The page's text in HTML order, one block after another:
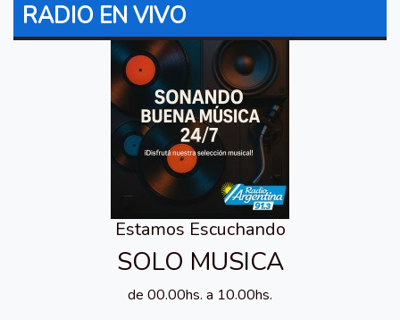
RADIO EN VIVO
Estamos Escuchando
SOLO MUSICA
de 00.00hs. a 10.00hs.